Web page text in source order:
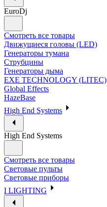
EuroDj
Смотреть все товары
Движущиеся головы (LED)
Генераторы тумана
Струбцины
Генераторы дыма
EXE TECHNOLOGY (LITEC)
Global Effects
HazeBase
High End Systems
High End Systems
Смотреть все товары
Световые пульты
Световые приборы
I LIGHTING